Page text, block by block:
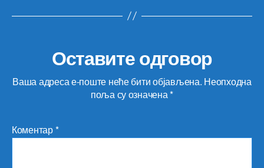
Оставите одговор
Ваша адреса е-поште неће бити објављена. Неопходна
поља су означена*
Коментар*